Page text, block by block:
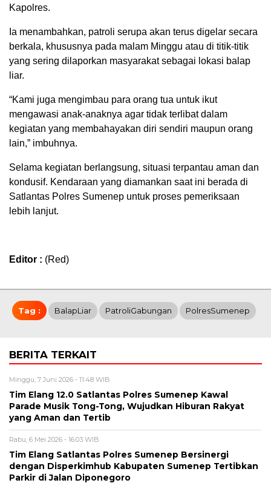
Kapolres.
Ia menambahkan, patroli serupa akan terus digelar secara
berkala, khususnya pada malam Minggu atau di titik-titik
yang sering dilaporkan masyarakat sebagai lokasi balap
liar.
“Kami juga mengimbau para orang tua untuk ikut
mengawasi anak-anaknya agar tidak terlibat dalam
kegiatan yang membahayakan diri sendiri maupun orang
lain,” imbuhnya.
Selama kegiatan berlangsung, situasi terpantau aman dan
kondusif. Kendaraan yang diamankan saat ini berada di
Satlantas Polres Sumenep untuk proses pemeriksaan
lebih lanjut.
Editor : (Red)
Tag : BalapLiar PatroliGabungan PolresSumenep
BERITA TERKAIT
Minggu, 7 Juni 2026 - 11:48 WIB
Tim Elang 12.0 Satlantas Polres Sumenep Kawal
Parade Musik Tong-Tong, Wujudkan Hiburan Rakyat
yang Aman dan Tertib
Rabu, 6 Mei 2026 - 16:03 WIB
Tim Elang Satlantas Polres Sumenep Bersinergi
dengan Disperkimhub Kabupaten Sumenep Tertibkan
Parkir di Jalan Diponegoro